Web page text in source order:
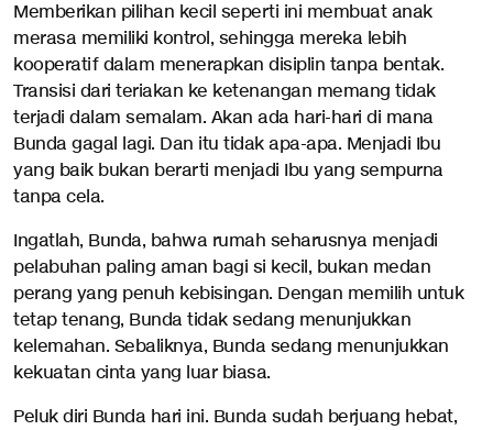
Memberikan pilihan kecil seperti ini membuat anak
merasa memiliki kontrol, sehingga mereka lebih
kooperatif dalam menerapkan disiplin tanpa bentak.
Transisi dari teriakan ke ketenangan memang tidak
terjadi dalam semalam. Akan ada hari-hari di mana
Bunda gagal lagi. Dan itu tidak apa-apa. Menjadi Ibu
yang baik bukan berarti menjadi Ibu yang sempurna
tanpa cela.
Ingatlah, Bunda, bahwa rumah seharusnya menjadi
pelabuhan paling aman bagi si kecil, bukan medan
perang yang penuh kebisingan. Dengan memilih untuk
tetap tenang, Bunda tidak sedang menunjukkan
kelemahan. Sebaliknya, Bunda sedang menunjukkan
kekuatan cinta yang luar biasa.
Peluk diri Bunda hari ini. Bunda sudah berjuang hebat,